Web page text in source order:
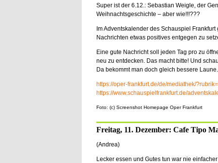
Super ist der 6.12.: Sebastian Weigle, der
Weihnachtsgeschichte – aber wie!!!???
Im Adventskalender des Schauspiel
Nachrichten etwas positives entgegen zu
Eine gute Nachricht soll jeden Tag pro zu
neu zu entdecken. Das macht bitte! Und
Da bekommt man doch gleich bessere Laune.
https://oper-frankfurt.de/de/mediathek/
https://www.schauspielfrankfurt.de/
Foto: (c) Screenshot Homepage Oper Frankfurt
Freitag, 11. Dezember: Cafe Tipo
(Andrea)
Lecker essen und Gutes tun war nie